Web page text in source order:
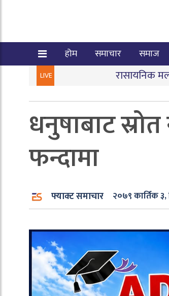
होम समाचार समाज
LIVE
रासायनिक मल कालोबजारी गर्ने
धनुषाबाट
फन्दामा
फ्याक्ट समाचार २०७९ कार्तिक ३,